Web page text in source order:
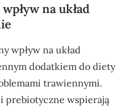
na układ
wpływ na układ
dodatkiem do diety
trawiennymi.
prebiotyczne wspierają